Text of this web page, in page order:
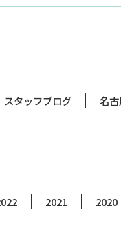
スタッフブログ 名
2021 2020